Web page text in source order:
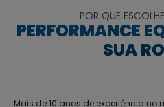
POR QUE
PERFORMANCE
SUA
Mais de 10 anos de experiência no